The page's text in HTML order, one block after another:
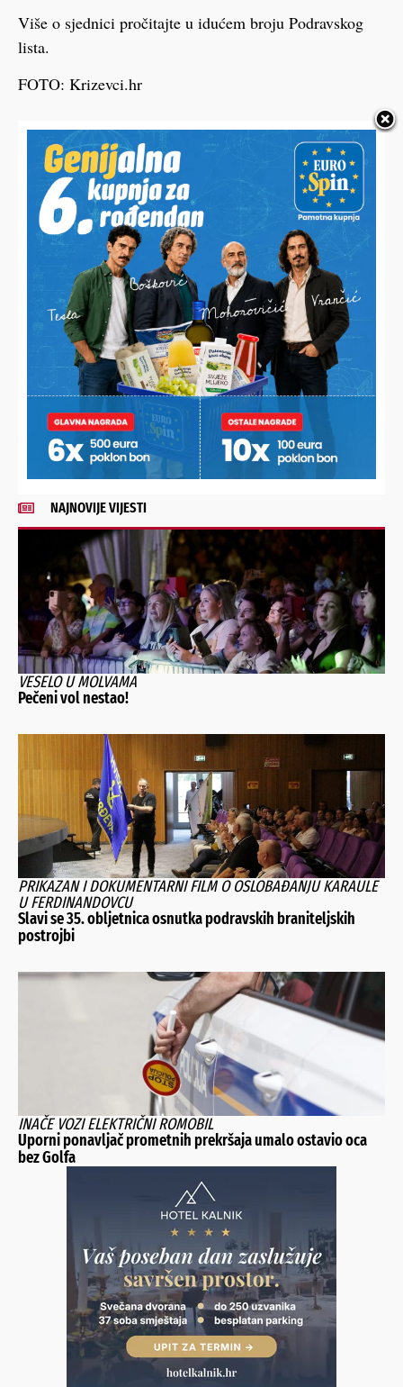
Više o sjednici pročitajte u idućem broju Podravskog
lista.
FOTO: Krizevci.hr
HALO,
PODRAVSKI!
Imate priču, vijest, fotku
ili video?
Nešto vas muči ili želite
nešto/nekoga pohvaliti?
Javite nam se!
Vaš email
Poruka
POŠALJI
Alternative:
NAJNOVIJE VIJESTI
VESELO U MOLVAMA
Pečeni vol nestao!
PRIKAZAN I DOKUMENTARNI FILM O OSLOBAĐANJU KARAULE
U FERDINANDOVCU
Slavi se 35. obljetnica osnutka podravskih braniteljskih
postrojbi
INAČE VOZI ELEKTRIČNI ROMOBIL
Uporni ponavljač prometnih prekršaja umalo ostavio oca
bez Golfa